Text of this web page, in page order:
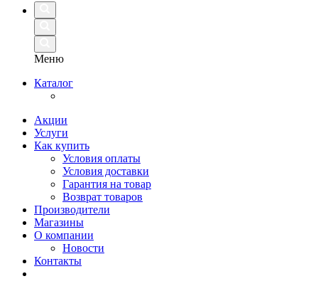
Меню
Каталог
Акции
Услуги
Как купить
Условия оплаты
Условия доставки
Гарантия на товар
Возврат товаров
Производители
Магазины
О компании
Новости
Контакты